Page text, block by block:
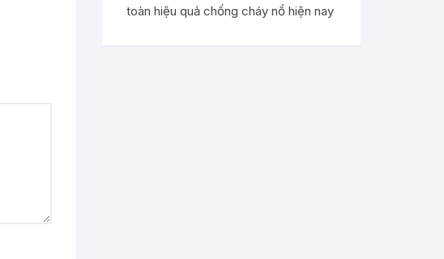
toàn hiệu quả chống cháy nổ hiện nay